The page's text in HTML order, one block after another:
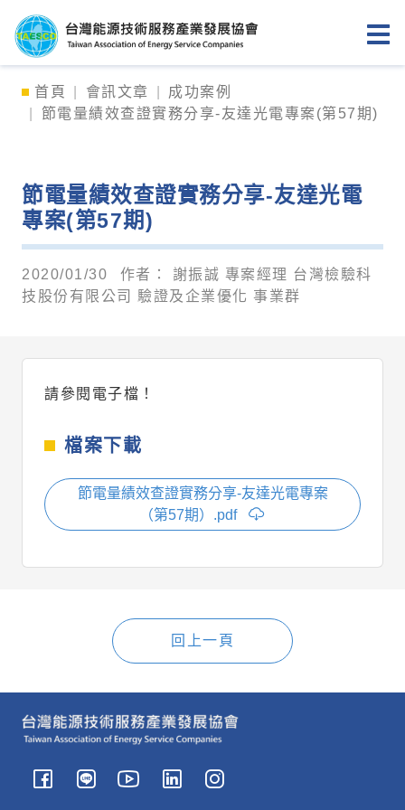
台灣能源技術服務產業發展協
首頁 會訊文章
成功案例
節電量績效查證實務分享-友達光電專案(第57期)
節電量績效查證實務分享-友達光電
專案(第57期)
2020/01/30 作者：
謝振誠 專案經理 台灣檢驗科
技股份有限公司 驗證及企業優化 事業群
請參閱電子檔！
檔案下載
節電量績效查證實務分享-友達光電專案
（第57期）.pdf
回上一頁